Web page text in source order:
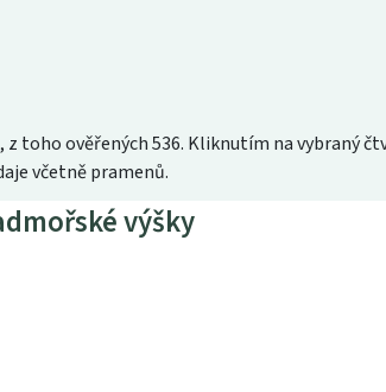
z toho ověřených 536. Kliknutím na vybraný
včetně pramenů.
výšky